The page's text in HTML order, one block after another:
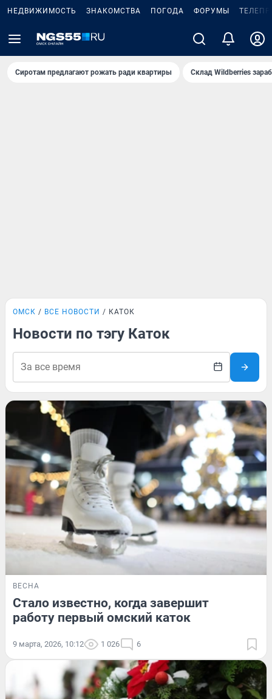
НЕДВИЖИМОСТЬ ЗНАКОМСТВА ПОГОДА ФОРУМЫ
Сиротам предлагают рожать ради квартиры Склад Wildberries
ОМСК ВСЕ НОВОСТИ КАТОК
Новости по тэгу Каток
ВЕСНА
Стало известно, когда завершит
работу первый омский каток
9 марта, 2026, 10:12 1 026 6